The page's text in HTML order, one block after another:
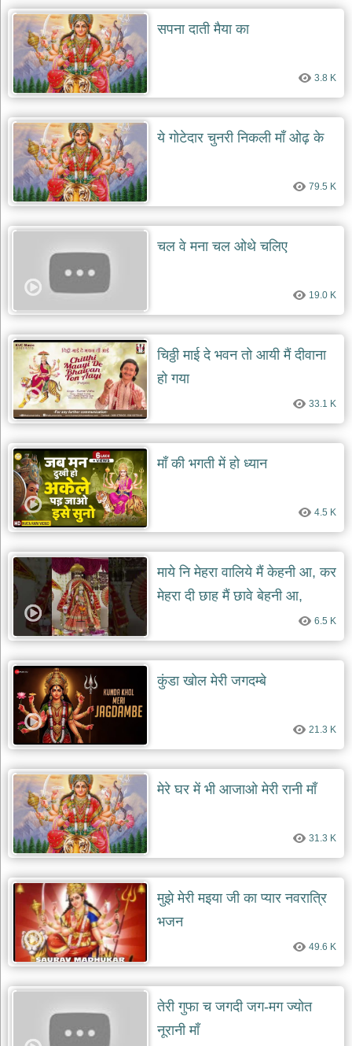
सपना दाती मैया का
3.8 K
ये गोटेदार चुनरी निकली माँ ओढ़ के
79.5 K
चल वे मना चल ओथे चलिए
19.0 K
चिठ्ठी माई दे भवन तो आयी मैं दीवाना
हो गया
33.1 K
माँ की भगती में हो ध्यान
4.5 K
माये नि मेहरा वालिये मैं केहनी आ, कर
मेहरा दी छाह मैं छावे बेहनी आ,
6.5 K
कुंडा खोल मेरी जगदम्बे
21.3 K
मेरे घर में भी आजाओ मेरी रानी माँ
31.3 K
मुझे मेरी मइया जी का प्यार नवरात्रि
भजन
49.6 K
तेरी गुफा च जगदी जग-मग ज्योत
नूरानी माँ